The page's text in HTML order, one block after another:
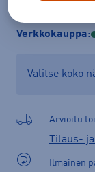
Verkkokauppa:
Valitse koko
Arvioitu
Tilaus-
Ilmainen